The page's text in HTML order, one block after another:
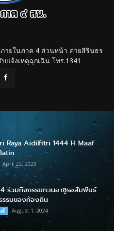
ายในภาค 4 ส่วนหน้า ค่ายสิรินธร
แจ้งเหตุฉุกเฉิน โทร.1341
Raya Aidilfitri 1444 H Maaf
April 22, 2023
ร่วมกิจกรรมกวนอาซูรอสัมพันธ์
รมของท้องถิ่น
ธ์ August 1, 2024